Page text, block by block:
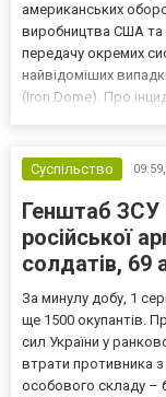
американських
виробництва США та
передачу окремих
найвідоміших
(Iron Dome). Про
Суспільство
09:59,
Генштаб ЗСУ
російської
солдатів, 69
За минулу добу, 1
ще 1500 окупантів.
сил України у
втрати противника
особового складу –